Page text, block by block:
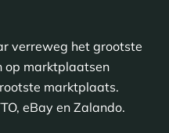
verreweg het grootste
op marktplaatsen
marktplaats.
eBay en Zalando.